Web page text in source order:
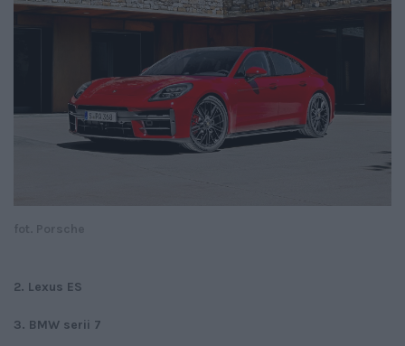
2. Lexus ES
3. BMW serii 7